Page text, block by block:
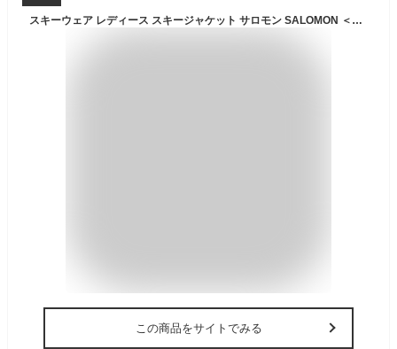
スキーウェア レディース スキージャケット サロモン SALOMON ＜2024＞ ALPENFLOW DOWN JACKET W / LC2142 お正月セール
この商品をサイトでみる